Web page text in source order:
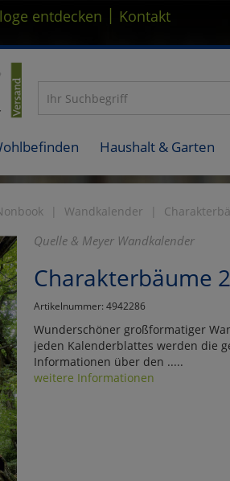
entdecken | Kontakt
Haushalt & Garten
Wandkalender
Quelle & Meyer Wandkalender
Charakterbäume
Artikelnummer: 4942286
Wunderschöner großformatiger
jeden Kalenderblattes werden die
Informationen über den .....
weitere Informationen